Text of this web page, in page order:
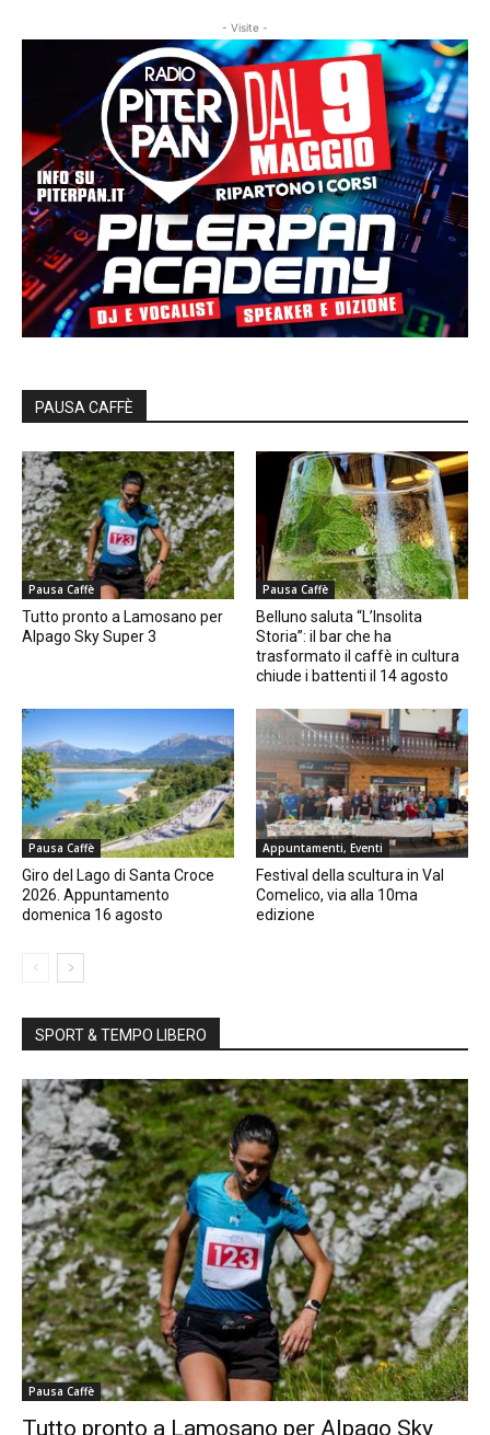
- Visite -
PAUSA CAFFÈ
Pausa Caffè
Tutto pronto a Lamosano per
Alpago Sky Super 3
Pausa Caffè
Belluno saluta “L’Insolita
Storia”: il bar che ha
trasformato il caffè in cultura
chiude i battenti il 14 agosto
Pausa Caffè
Giro del Lago di Santa Croce
2026. Appuntamento
domenica 16 agosto
Appuntamenti, Eventi
Festival della scultura in Val
Comelico, via alla 10ma
edizione
SPORT & TEMPO LIBERO
Pausa Caffè
Tutto pronto a Lamosano per Alpago Sky